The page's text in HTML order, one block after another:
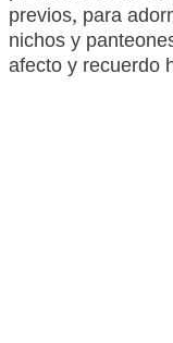
previos, para
nichos y
afecto y recuerdo